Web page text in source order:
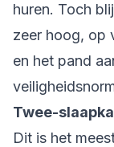
huren. Toch
zeer hoog, op
en het pand
Twee-
Dit is het